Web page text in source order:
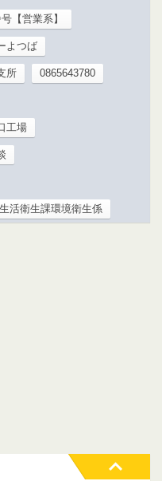
【営業系】
よつば
所 0865643780
工場
活衛生課環境衛生係